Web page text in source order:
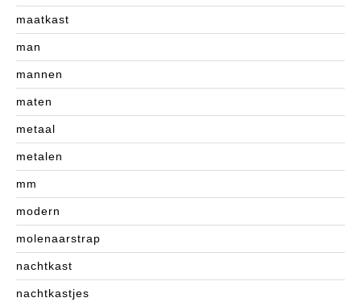
maatkast
man
mannen
maten
metaal
metalen
mm
modern
molenaarstrap
nachtkast
nachtkastjes